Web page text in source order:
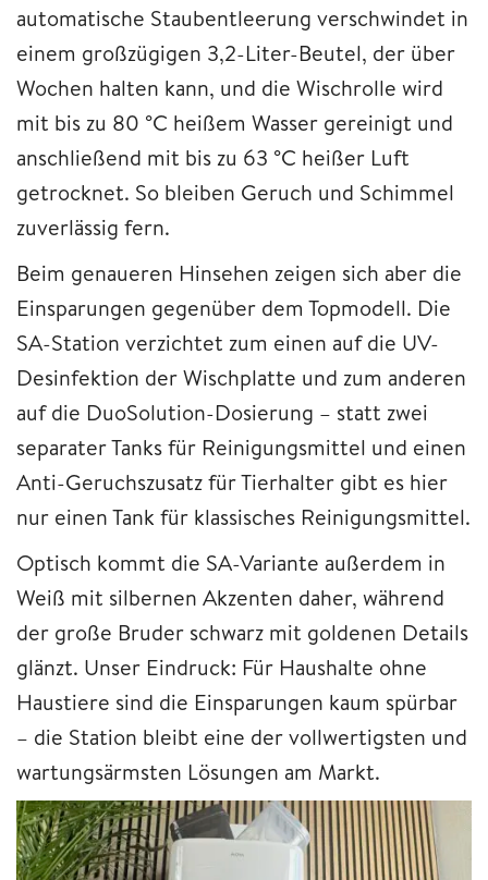
automatische Staubentleerung verschwindet in
einem großzügigen 3,2-Liter-Beutel, der über
Wochen halten kann, und die Wischrolle wird
mit bis zu 80 °C heißem Wasser gereinigt und
anschließend mit bis zu 63 °C heißer Luft
getrocknet. So bleiben Geruch und Schimmel
zuverlässig fern.
Beim genaueren Hinsehen zeigen sich aber die
Einsparungen gegenüber dem Topmodell. Die
SA-Station verzichtet zum einen auf die UV-
Desinfektion der Wischplatte und zum anderen
auf die DuoSolution-Dosierung – statt zwei
separater Tanks für Reinigungsmittel und einen
Anti-Geruchszusatz für Tierhalter gibt es hier
nur einen Tank für klassisches Reinigungsmittel.
Optisch kommt die SA-Variante außerdem in
Weiß mit silbernen Akzenten daher, während
der große Bruder schwarz mit goldenen Details
glänzt. Unser Eindruck: Für Haushalte ohne
Haustiere sind die Einsparungen kaum spürbar
– die Station bleibt eine der vollwertigsten und
wartungsärmsten Lösungen am Markt.